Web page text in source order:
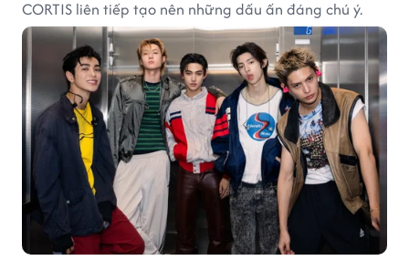
CORTIS liên tiếp tạo nên những dấu ấn đáng chú ý.